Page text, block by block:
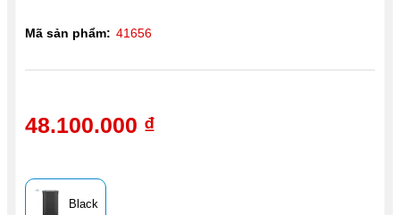
Black
48.100.000 ₫
Mã sản phẩm: 41656